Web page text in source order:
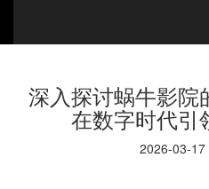
深入探讨蜗牛影院
在数字时代引
2026-03-